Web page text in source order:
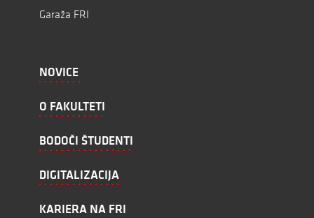
Garaža FRI
NOVICE
O FAKULTETI
BODOČI ŠTUDENTI
DIGITALIZACIJA
KARIERA NA FRI